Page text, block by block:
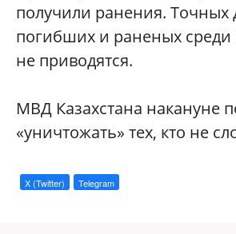
получили ранения. Точных
погибших и раненых среди
не приводятся.
МВД Казахстана накануне
«уничтожать» тех, кто не
X (Twitter) Telegram